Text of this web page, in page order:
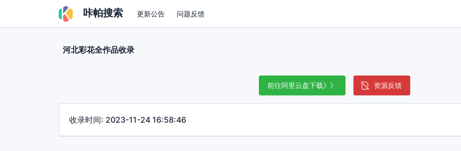
咔帕搜索 更新公告 问题反馈
河北彩花全作品收录
前往阿里云盘下载》》 资源反馈
收录时间: 2023-11-24 16:58:46